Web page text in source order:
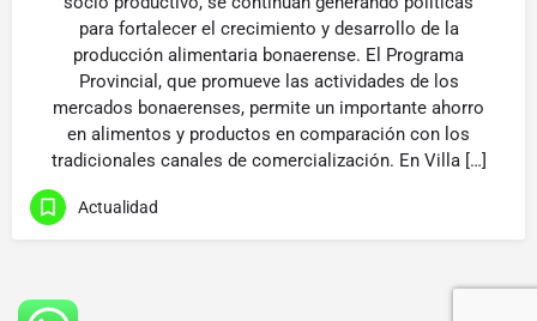
para fortalecer el crecimiento y desarrollo de la
producción alimentaria bonaerense. El Programa
Provincial, que promueve las actividades de los
mercados bonaerenses, permite un importante ahorro
en alimentos y productos en comparación con los
tradicionales canales de comercialización. En Villa […]
Actualidad